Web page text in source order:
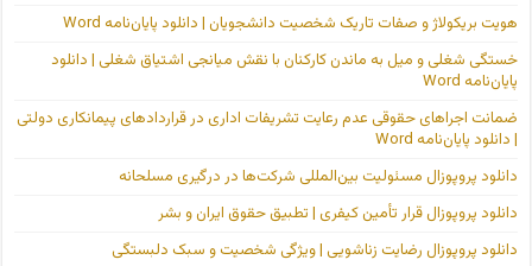
هویت بریکولاژ و صفات تاریک شخصیت دانشجویان | دانلود پایان‌نامه Word
خستگی شغلی و میل به ماندن کارکنان با نقش میانجی اشتیاق شغلی | دانلود
پایان‌نامه Word
ضمانت اجراهای حقوقی عدم رعایت تشریفات اداری در قراردادهای پیمانکاری دولتی
| دانلود پایان‌نامه Word
دانلود پروپوزال مسئولیت بین‌المللی شرکت‌ها در درگیری مسلحانه
دانلود پروپوزال قرار تأمین کیفری | تطبیق حقوق ایران و بشر
دانلود پروپوزال رضایت زناشویی | ویژگی شخصیت و سبک دلبستگی